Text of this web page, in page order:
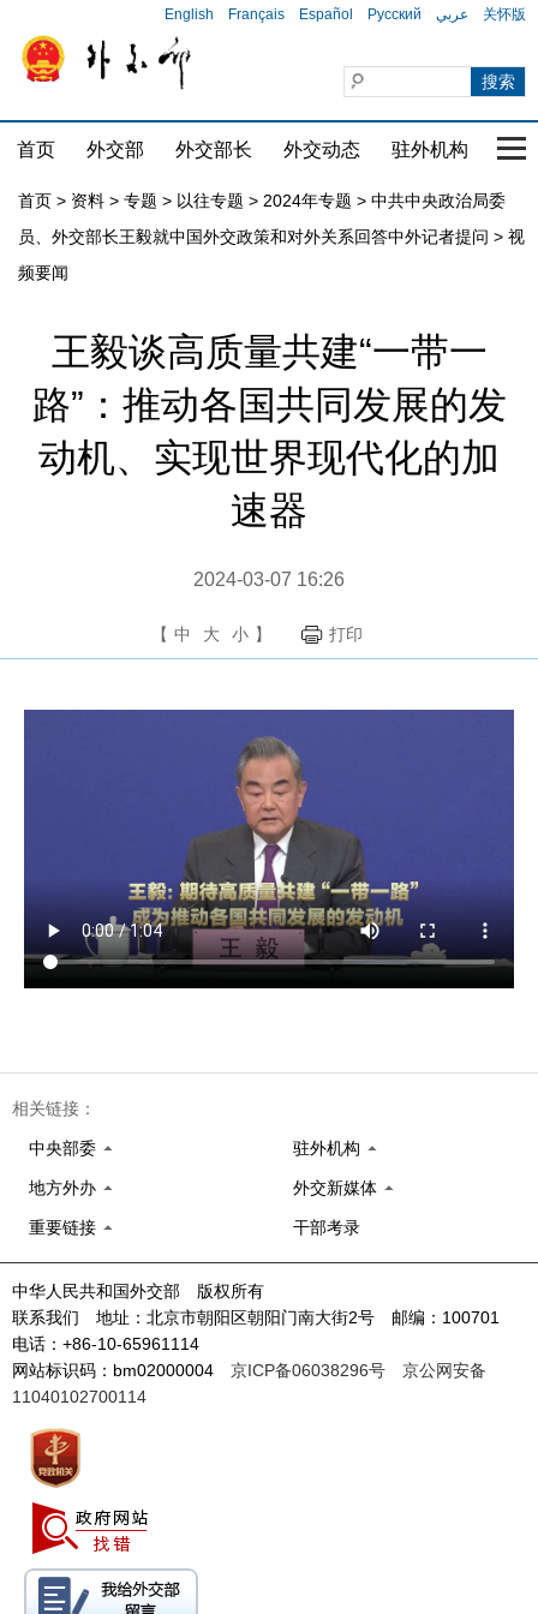
English Français Español Русский عربي 关怀版
首页 外交部 外交部长 外交动态 驻外机构 国
首页 > 资料 > 专题 > 以往专题 > 2024年专题 > 中共中央政治局委
员、外交部长王毅就中国外交政策和对外关系回答中外记者提问 > 视
频要闻
王毅谈高质量共建“一带一
路”：推动各国共同发展的发
动机、实现世界现代化的加
速器
2024-03-07 16:26
【 中 大 小 】 打印
相关链接：
中央部委 驻外机构
地方外办 外交新媒体
重要链接 干部考录
中华人民共和国外交部 版权所有
联系我们 地址：北京市朝阳区朝阳门南大街2号 邮编：100701
电话：+86-10-65961114
网站标识码：bm02000004 京ICP备06038296号
京公网安备
11040102700114